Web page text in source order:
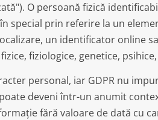
O persoană fizică
special prin referire la un
un identificator online
fiziologice, genetice,
personal, iar GDPR nu
deveni într-un anumit
fără valoare de dată cu